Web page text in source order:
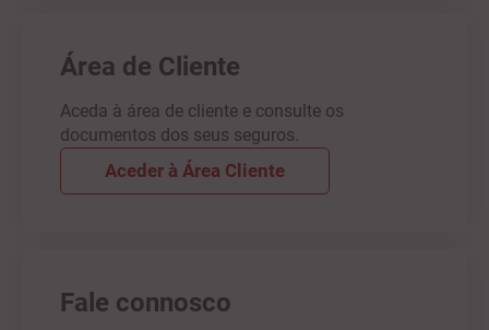
Área de Cliente
Aceda à área de cliente e consulte os
documentos dos seus seguros.
Aceder à Área Cliente
Fale connosco